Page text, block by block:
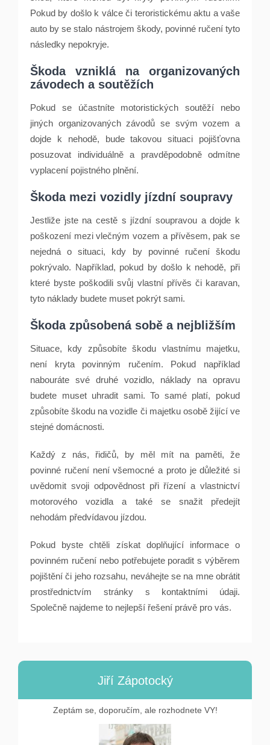
Pokud by došlo k válce či teroristickému aktu a vaše
auto by se stalo nástrojem škody, povinné ručení tyto
následky nepokryje.
Škoda vzniklá na organizovaných
závodech a soutěžích
Pokud se účastníte motoristických soutěží nebo
jiných organizovaných závodů se svým vozem a
dojde k nehodě, bude takovou situaci pojišťovna
posuzovat individuálně a pravděpodobně odmítne
vyplacení pojistného plnění.
Škoda mezi vozidly jízdní soupravy
Jestliže jste na cestě s jízdní soupravou a dojde k
poškození mezi vlečným vozem a přívěsem, pak se
nejedná o situaci, kdy by povinné ručení škodu
pokrývalo. Například, pokud by došlo k nehodě, při
které byste poškodili svůj vlastní přívěs či karavan,
tyto náklady budete muset pokrýt sami.
Škoda způsobená sobě a nejbližším
Situace, kdy způsobíte škodu vlastnímu majetku,
není kryta povinným ručením. Pokud například
nabouráte své druhé vozidlo, náklady na opravu
budete muset uhradit sami. To samé platí, pokud
způsobíte škodu na vozidle či majetku osobě žijící ve
stejné domácnosti.
Každý z nás, řidičů, by měl mít na paměti, že
povinné ručení není všemocné a proto je důležité si
uvědomit svoji odpovědnost při řízení a vlastnictví
motorového vozidla a také se snažit předejít
nehodám předvídavou jízdou.
Pokud byste chtěli získat doplňující informace o
povinném ručení nebo potřebujete poradit s výběrem
pojištění či jeho rozsahu, neváhejte se na mne obrátit
prostřednictvím stránky s kontaktními údaji.
Společně najdeme to nejlepší řešení právě pro vás.
Jiří Zápotocký
Zeptám se, doporučím, ale rozhodnete VY!